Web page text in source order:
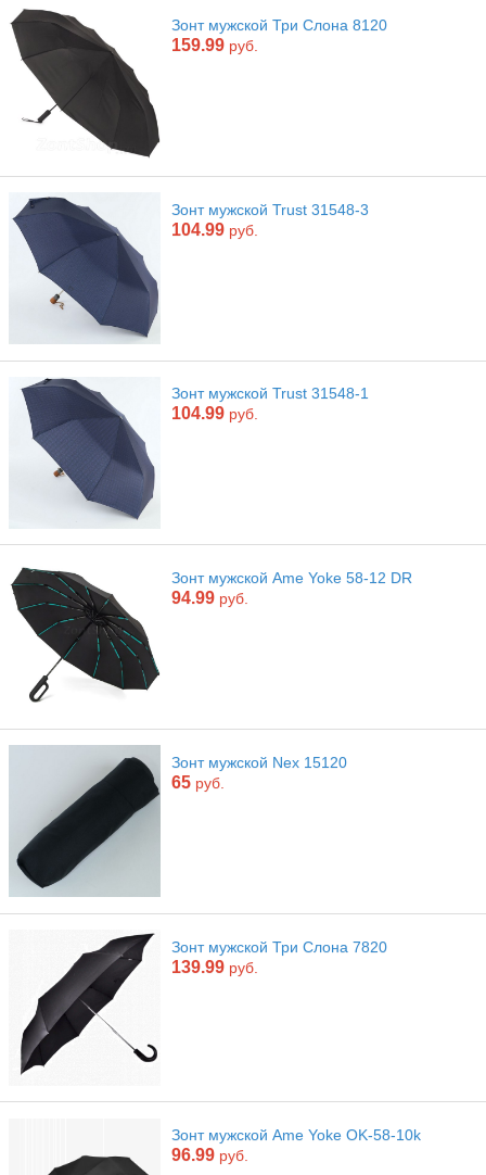
Зонт мужской Три Слона 8120
159.99 руб.
Зонт мужской Trust 31548-3
104.99 руб.
Зонт мужской Trust 31548-1
104.99 руб.
Зонт мужской Ame Yoke 58-12 DR
94.99 руб.
Зонт мужской Nex 15120
65 руб.
Зонт мужской Три Слона 7820
139.99 руб.
Зонт мужской Ame Yoke OK-58-10k
96.99 руб.